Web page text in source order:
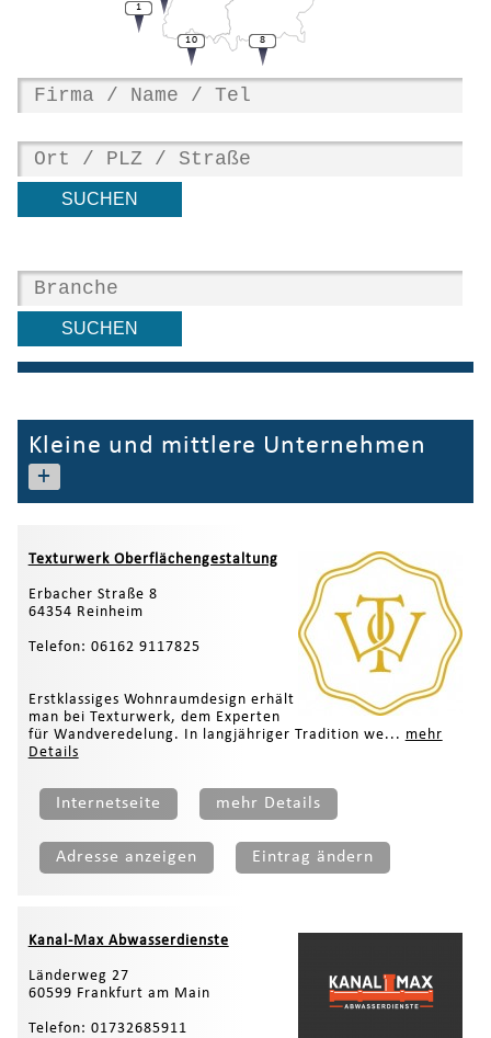
1
10 8
Kleine und mittlere Unternehmen
+
Texturwerk Oberflächengestaltung
Erbacher Straße 8
64354 Reinheim
Telefon: 06162 9117825
Erstklassiges Wohnraumdesign erhält
man bei Texturwerk, dem Experten
für Wandveredelung. In langjähriger Tradition we... mehr
Details
Internetseite mehr Details
Adresse anzeigen Eintrag ändern
Kanal-Max Abwasserdienste
Länderweg 27
60599 Frankfurt am Main
Telefon: 01732685911